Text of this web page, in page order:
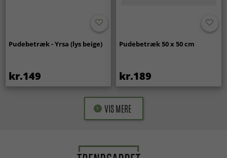
Pudebetræk - Yrsa (lys beige)
kr.149
Pudebetræk 50 x 50 cm
kr.189
VIS MERE